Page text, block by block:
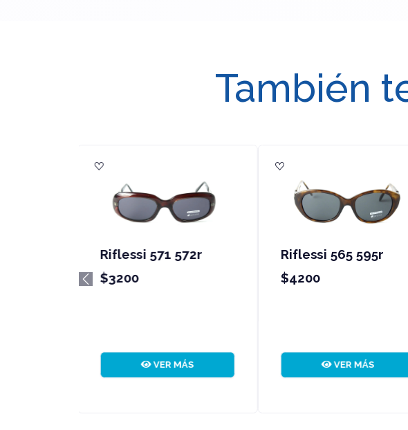
También
Riflessi 565 595r
$4200
VER MÁS
Riflessi 565 698f
$4200
VER MÁS
Previous